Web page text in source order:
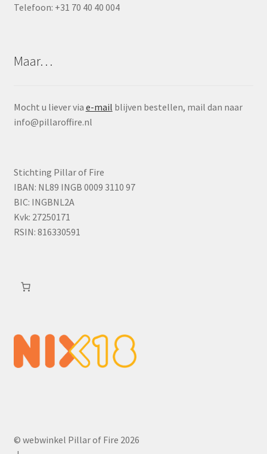
Telefoon: +31 70 40 40 004
Maar…
Mocht u liever via e-mail blijven bestellen, mail dan naar
info@pillaroffire.nl
Stichting Pillar of Fire
IBAN: NL89 INGB 0009 3110 97
BIC: INGBNL2A
Kvk: 27250171
RSIN: 816330591
© webwinkel Pillar of Fire 2026